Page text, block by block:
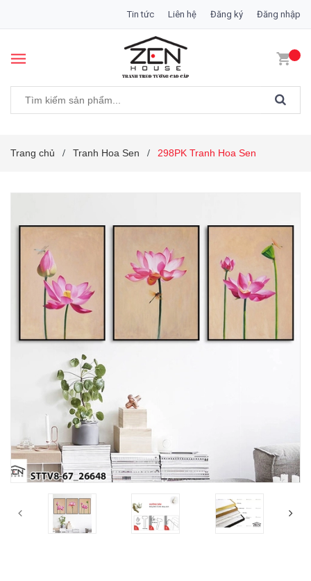
Tin tức Liên hệ Đăng ký Đăng nhập
Trang chủ / Tranh Hoa Sen / 298PK Tranh Hoa Sen